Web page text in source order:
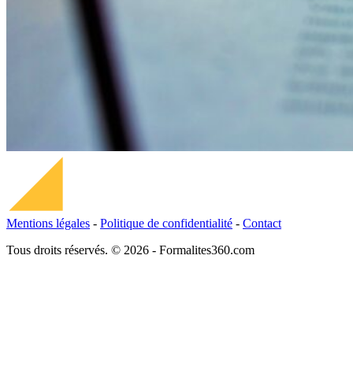
Mentions légales - Politique de confidentialité - Contact
Tous droits réservés. © 2026 - Formalites360.com